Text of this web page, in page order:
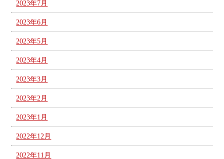
2023年7月
2023年6月
2023年5月
2023年4月
2023年3月
2023年2月
2023年1月
2022年12月
2022年11月